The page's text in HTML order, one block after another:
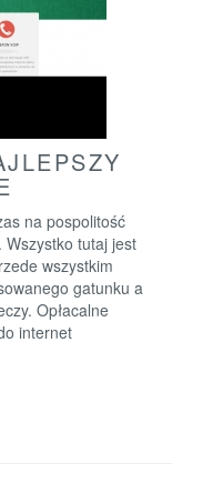
na pospolitość
tutaj jest
wszystkim
gatunku a
Opłacalne
internet